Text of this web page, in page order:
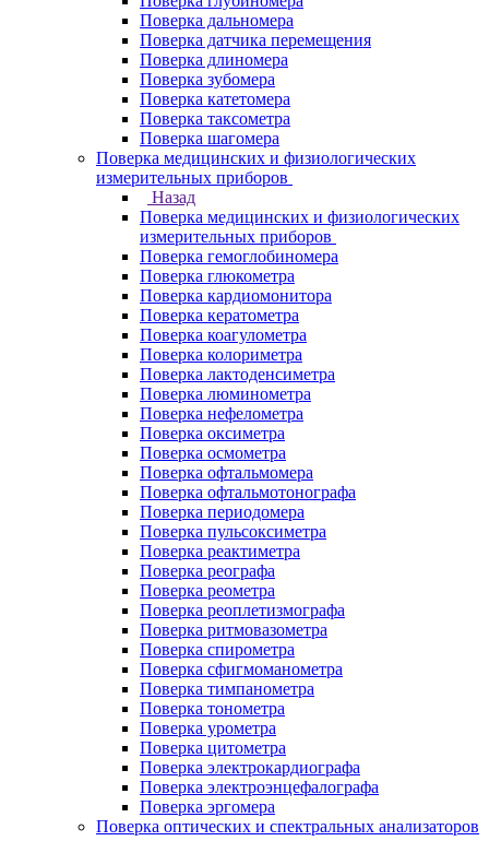
Поверка дальномера
Поверка датчика перемещения
Поверка длиномера
Поверка зубомера
Поверка катетомера
Поверка таксометра
Поверка шагомера
Поверка медицинских и физиологических
измерительных приборов
Назад
Поверка медицинских и физиологических
измерительных приборов
Поверка гемоглобиномера
Поверка глюкометра
Поверка кардиомонитора
Поверка кератометра
Поверка коагулометра
Поверка колориметра
Поверка лактоденсиметра
Поверка люминометра
Поверка нефелометра
Поверка оксиметра
Поверка осмометра
Поверка офтальмомера
Поверка офтальмотонографа
Поверка периодомера
Поверка пульсоксиметра
Поверка реактиметра
Поверка реографа
Поверка реометра
Поверка реоплетизмографа
Поверка ритмовазометра
Поверка спирометра
Поверка сфигмоманометра
Поверка тимпанометра
Поверка тонометра
Поверка урометра
Поверка цитометра
Поверка электрокардиографа
Поверка электроэнцефалографа
Поверка эргомера
Поверка оптических и спектральных анализаторов